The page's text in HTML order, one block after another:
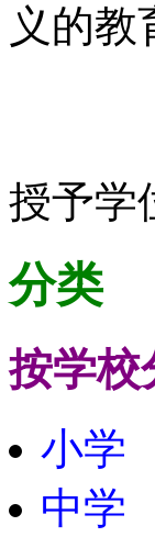
义的
授予学
分类
按学校
小学
中学